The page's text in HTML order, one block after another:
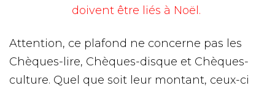
doivent être liés à Noël.
Attention, ce plafond ne concerne pas les
Chèques-lire, Chèques-disque et Chèques-
culture. Quel que soit leur montant, ceux-ci